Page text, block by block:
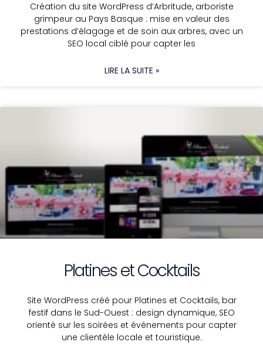
Création du site WordPress d’Arbritude, arboriste
grimpeur au Pays Basque : mise en valeur des
prestations d’élagage et de soin aux arbres, avec un
SEO local ciblé pour capter les
LIRE LA SUITE »
Platines et Cocktails
Site WordPress créé pour Platines et Cocktails, bar
festif dans le Sud-Ouest : design dynamique, SEO
orienté sur les soirées et événements pour capter
une clientèle locale et touristique.